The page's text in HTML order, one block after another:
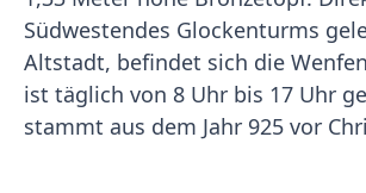
Südwestendes Glockenturms
Altstadt, befindet sich die
ist täglich von 8 Uhr bis 17 Uhr
stammt aus dem Jahr 925 vor